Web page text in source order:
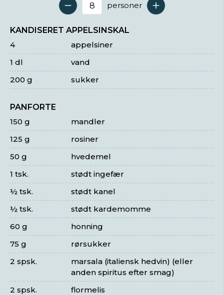
Antal serveringer
personer
KANDISERET APPELSINSKAL
appelsiner
4
vand
1 dl
sukker
200 g
PANFORTE
mandler
150 g
rosiner
125 g
hvedemel
50 g
stødt ingefær
1 tsk.
stødt kanel
½ tsk.
stødt kardemomme
½ tsk.
honning
60 g
rørsukker
75 g
marsala (italiensk hedvin) (eller
anden spiritus efter smag)
2 spsk.
flormelis
2 spsk.